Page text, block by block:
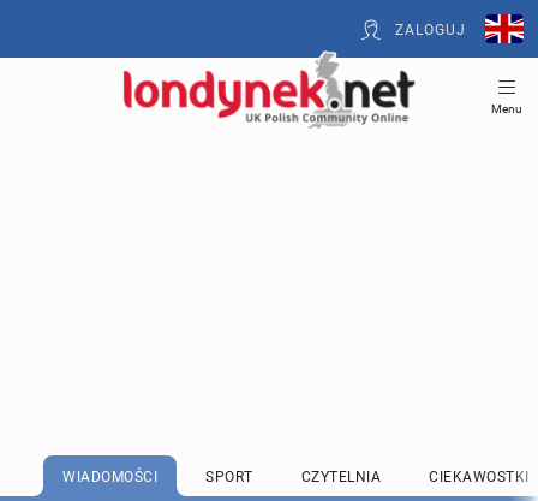
ZALOGUJ
Menu
WIADOMOŚCI SPORT CZYTELNIA CIEKAWOSTKI